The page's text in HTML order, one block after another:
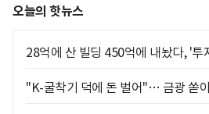
오늘의 핫뉴스
28억에 산 빌딩 450억에 내놨다, '투
"K-굴착기 덕에 돈 벌어"… 금광 쏟